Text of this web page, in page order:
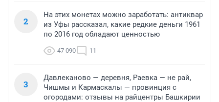
2
На этих монетах можно заработать: антиквар
из Уфы рассказал, какие редкие деньги 1961
по 2016 год обладают ценностью
47 090 11
3
Давлеканово — деревня, Раевка — не рай,
Чишмы и Кармаскалы — провинция с
огородами: отзывы на райцентры Башкирии